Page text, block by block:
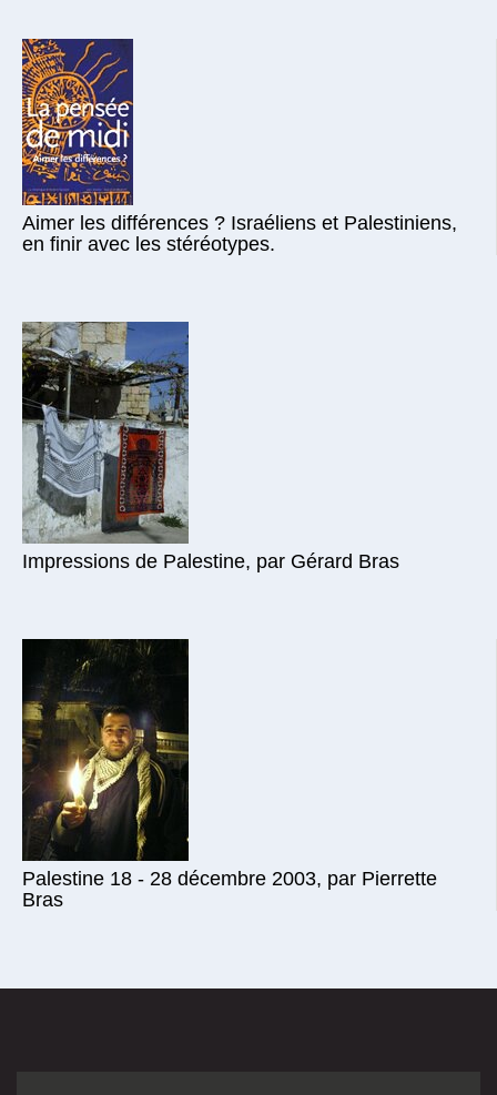
Aimer les différences ? Israéliens et Palestiniens,
en finir avec les stéréotypes.
Impressions de Palestine, par Gérard Bras
Palestine 18 - 28 décembre 2003, par Pierrette
Bras